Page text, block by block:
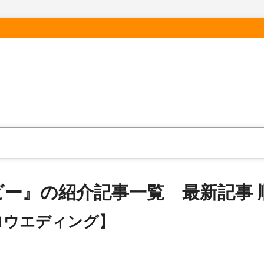
』の紹介記事一覧 最新記事
エディング】